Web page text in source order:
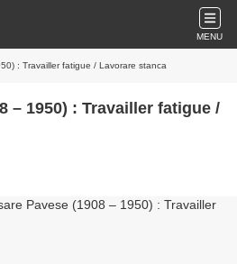
MENU
: Travailler fatigue / Lavorare stanca
– 1950) : Travailler fatigue /